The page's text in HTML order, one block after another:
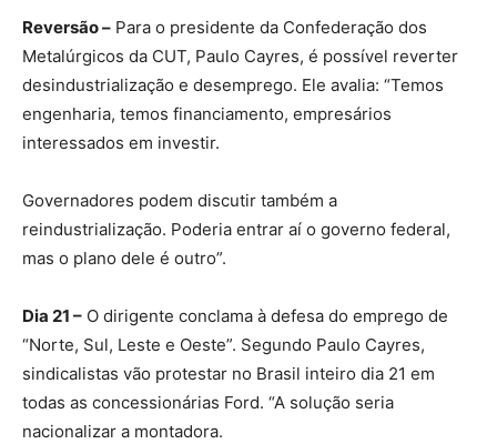
Reversão – Para o presidente da Confederação dos
Metalúrgicos da CUT, Paulo Cayres, é possível reverter
desindustrialização e desemprego. Ele avalia: “Temos
engenharia, temos financiamento, empresários
interessados em investir.
Governadores podem discutir também a
reindustrialização. Poderia entrar aí o governo federal,
mas o plano dele é outro”.
Dia 21 – O dirigente conclama à defesa do emprego de
“Norte, Sul, Leste e Oeste”. Segundo Paulo Cayres,
sindicalistas vão protestar no Brasil inteiro dia 21 em
todas as concessionárias Ford. “A solução seria
nacionalizar a montadora.